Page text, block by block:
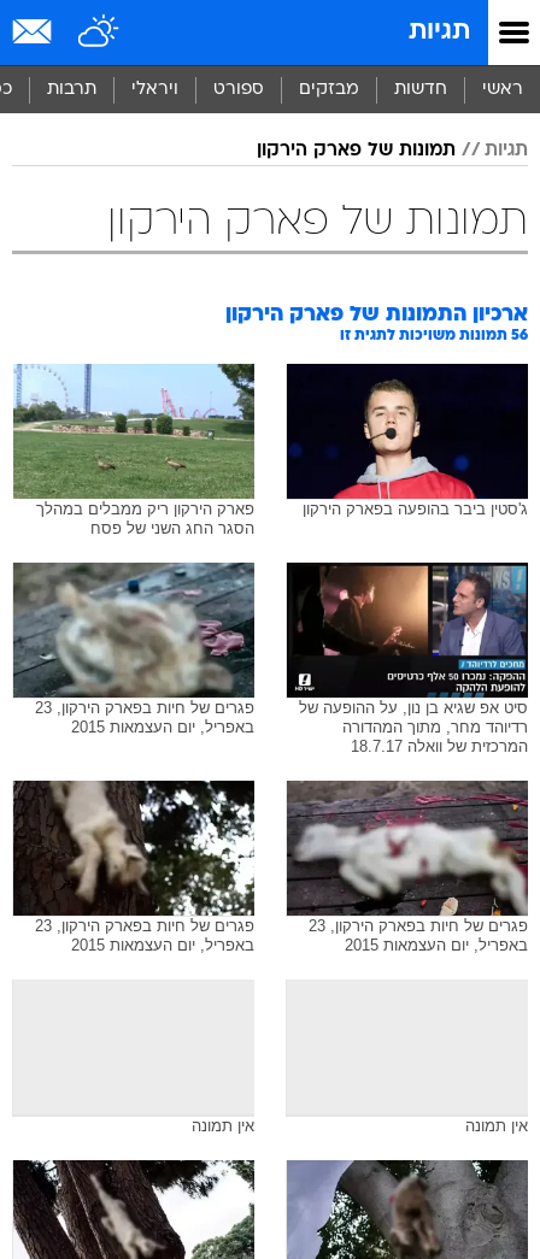
תגיות
ראשי חדשות מבזקים ספורט ויראלי תרבות
תגיות תמונות של פארק הירקון
תמונות של פארק הירקון
ארכיון התמונות של פארק הירקון
56 תמונות משויכות לתגית זו
ג'סטין ביבר בהופעה בפארק הירקון
פארק הירקון ריק ממבלים במהלך
הסגר החג השני של פסח
סיט אפ שגיא בן נון, על ההופעה של
רדיוהד מחר, מתוך המהדורה
המרכזית של וואלה 18.7.17
פגרים של חיות בפארק הירקון, 23
באפריל, יום העצמאות 2015
פגרים של חיות בפארק הירקון, 23
באפריל, יום העצמאות 2015
פגרים של חיות בפארק הירקון, 23
באפריל, יום העצמאות 2015
אין תמונה אין תמונה